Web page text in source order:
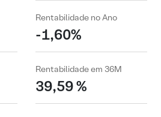
Rentabilidade no Ano
-1,60%
Rentabilidade em 36M
39,59 %